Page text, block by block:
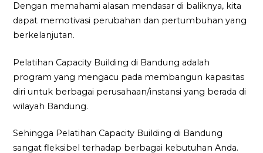
Dengan memahami alasan mendasar di baliknya, kita
dapat memotivasi perubahan dan pertumbuhan yang
berkelanjutan.
Pelatihan Capacity Building di Bandung adalah
program yang mengacu pada membangun kapasitas
diri untuk berbagai perusahaan/instansi yang berada di
wilayah Bandung.
Sehingga Pelatihan Capacity Building di Bandung
sangat fleksibel terhadap berbagai kebutuhan Anda.